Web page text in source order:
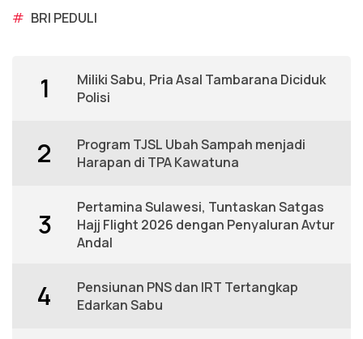
# BRI PEDULI
1
Miliki Sabu, Pria Asal Tambarana Diciduk
Polisi
2
Program TJSL Ubah Sampah menjadi
Harapan di TPA Kawatuna
3
Pertamina Sulawesi, Tuntaskan Satgas
Hajj Flight 2026 dengan Penyaluran Avtur
Andal
4
Pensiunan PNS dan IRT Tertangkap
Edarkan Sabu